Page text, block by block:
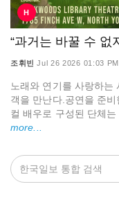
H
“과거는 바꿀 수 없
조휘빈 Jul 26 2026 01:03
노래와 연기를 사랑하는
객을 만난다.공연을 준
컬 배우로 구성된 단체
more...